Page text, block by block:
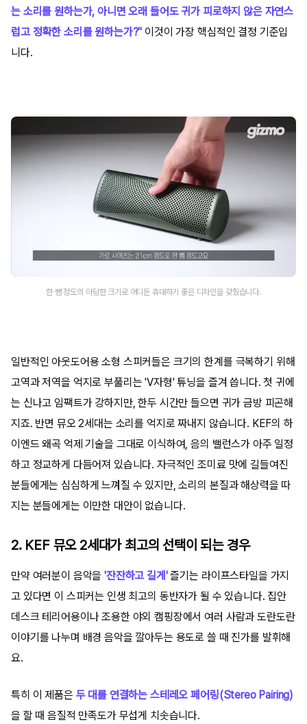
는 소리를 원하는가, 아니면 오래 들어도 귀가 피로하지 않은 자연스
럽고 정확한 소리를 원하는가?" 이것이 가장 핵심적인 결정 기준입
니다.
한 뼘 정도의 아담한 크기로 어디든 휴대하기 좋은 디자인을 갖췄습니다.
일반적인 아웃도어용 소형 스피커들은 크기의 한계를 극복하기 위해
고역과 저역을 억지로 부풀리는 'V자형' 튜닝을 즐겨 씁니다. 첫 귀에
는 신나고 임팩트가 강하지만, 한두 시간만 들으면 귀가 금방 피곤해
지죠. 반면 뮤오 2세대는 소리를 억지로 짜내지 않습니다. KEF의 하
이엔드 왜곡 억제 기술을 그대로 이식하여, 음의 밸런스가 아주 일정
하고 정교하게 다듬어져 있습니다. 자극적인 조미료 맛에 길들여진
분들에게는 심심하게 느껴질 수 있지만, 소리의 본질과 해상력을 따
지는 분들에게는 이만한 대안이 없습니다.
2. KEF 뮤오 2세대가 최고의 선택이 되는 경우
만약 여러분이 음악을'잔잔하고 길게'즐기는 라이프스타일을 가지
고 있다면 이 스피커는 인생 최고의 동반자가 될 수 있습니다. 집안
데스크 테리어용이나 조용한 야외 캠핑장에서 여러 사람과 도란도란
이야기를 나누며 배경 음악을 깔아두는 용도로 쓸 때 진가를 발휘해
요.
특히 이 제품은 두 대를 연결하는 스테레오 페어링(Stereo Pairing)
을 할 때 음질적 만족도가 무섭게 치솟습니다.